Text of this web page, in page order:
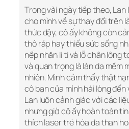
Trong vài ngày tiếp theo,
cho mình về sự thay đổi trên
thức dậy, cô ấy không còn
thô ráp hay thiếu sức sống
nếp nhăn li ti và lỗ chân lông
và quan trọng là làn da mềm
nhiên. Mình cảm thấy thật
cô bạn của mình hài lòng
Lan luôn cảnh giác với các
nhưng giờ cô ấy hoàn toàn
thích laser trẻ hóa da than